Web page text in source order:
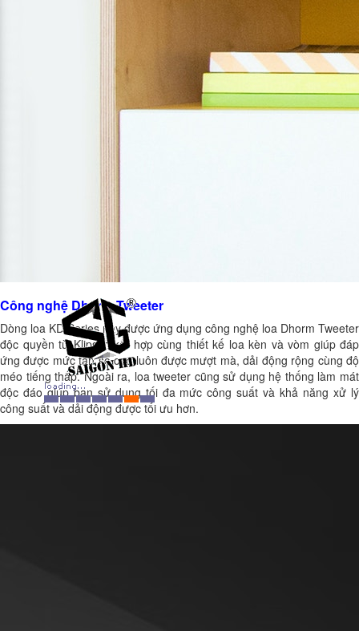
Công nghệ Dhorm Tweeter
Dòng loa KD Series này được ứng dụng công nghệ loa Dhorm Tweeter
độc quyền từ Klipsch kết hợp cùng thiết kế loa kèn và vòm giúp đáp
ứng được mức tần số cao luôn được mượt mà, dải động rộng cùng độ
méo tiếng thấp. Ngoài ra, loa tweeter cũng sử dụng hệ thống làm mát
độc đáo giúp bạn sử dụng tối đa mức công suất và khả năng xử lý
công suất và dải động được tối ưu hơn.